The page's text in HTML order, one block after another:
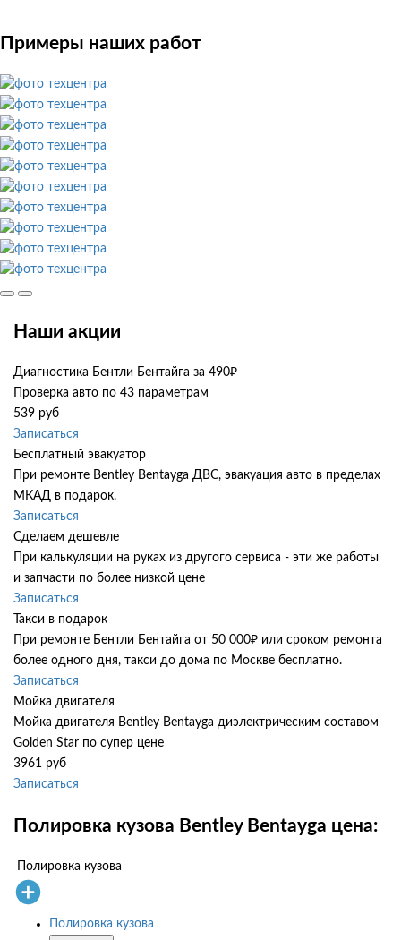
Примеры наших работ
Наши акции
Диагностика Бентли Бентайга за 490₽
Проверка авто по 43 параметрам
539 руб
Записаться
Бесплатный эвакуатор
При ремонте Bentley Bentayga ДВС, эвакуация авто в пределах
МКАД в подарок.
Записаться
Сделаем дешевле
При калькуляции на руках из другого сервиса - эти же работы
и запчасти по более низкой цене
Записаться
Такси в подарок
При ремонте Бентли Бентайга от 50 000₽ или сроком ремонта
более одного дня, такси до дома по Москве бесплатно.
Записаться
Мойка двигателя
Мойка двигателя Bentley Bentayga диэлектрическим составом
Golden Star по супер цене
3961 руб
Записаться
Полировка кузова Bentley Bentayga цена:
Полировка кузова
Полировка кузова